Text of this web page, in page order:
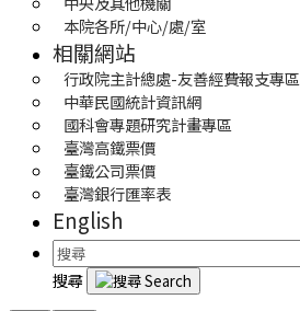
本院各所/中心/處/室
相關網站
行政院主計總處-友善經費報支專區
中華民國統計資訊網
國科會專題研究計畫專區
臺灣高鐵票價
臺鐵公司票價
臺灣銀行匯率表
English
搜尋